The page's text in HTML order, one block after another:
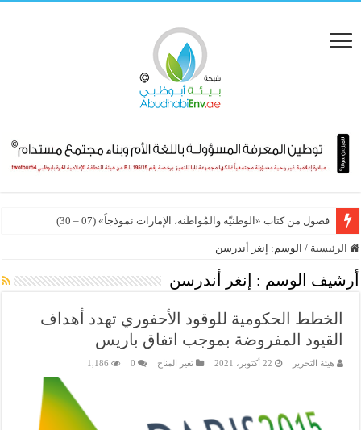
فصول من كتاب «الوطنيّة والمُواطَنة، الإمارات نموذجاً» (07 – 30)
الرئيسية / الوسم: إنغر أندرسن
أرشيف الوسم : إنغر أندرسن
الخطط الحكومية للوقود الأحفوري تهدد أهداف
القيود المفروضة بموجب اتفاق باريس
هيئة التحرير 22 أكتوبر، 2021 تغير المناخ 0
1,186